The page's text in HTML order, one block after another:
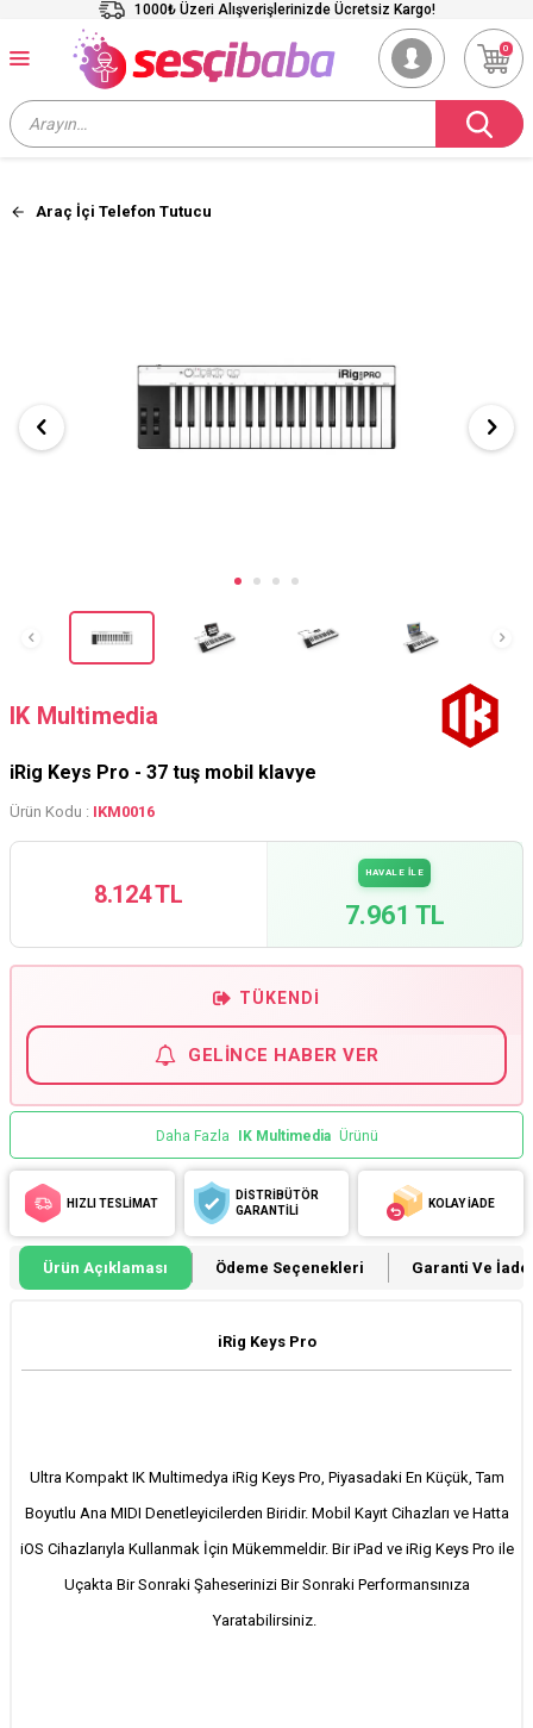
1000₺ Üzeri Alışverişlerinizde Ücretsiz Kargo!
0
Araç İçi Telefon Tutucu
IK Multimedia
iRig Keys Pro - 37 tuş mobil klavye
Ürün Kodu : IKM0016
8.124 TL
HAVALE İLE
7.961 TL
TÜKENDI
GELINCE HABER VER
Daha Fazla IK Multimedia Ürünü
HIZLI TESLİMAT
DİSTRİBÜTÖR
GARANTİLİ
KOLAY İADE
Ürün Açıklaması Ödeme Seçenekleri Garanti Ve İade
iRig Keys Pro
Ultra Kompakt IK Multimedya iRig Keys Pro, Piyasadaki En Küçük, Tam
Boyutlu Ana MIDI Denetleyicilerden Biridir. Mobil Kayıt Cihazları ve Hatta
iOS Cihazlarıyla Kullanmak İçin Mükemmeldir. Bir iPad ve iRig Keys Pro ile
Uçakta Bir Sonraki Şaheserinizi Bir Sonraki Performansınıza
Yaratabilirsiniz.